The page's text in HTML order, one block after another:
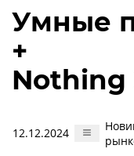
Умные
+
Nothing
12.12.2024